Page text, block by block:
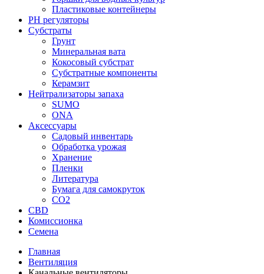
Пластиковые контейнеры
PH регуляторы
Субстраты
Грунт
Минеральная вата
Кокосовый субстрат
Субстратные компоненты
Керамзит
Нейтрализаторы запаха
SUMO
ONA
Аксессуары
Садовый инвентарь
Обработка урожая
Хранение
Пленки
Литература
Бумага для самокруток
CO2
CBD
Комисcионка
Семена
Главная
Вентиляция